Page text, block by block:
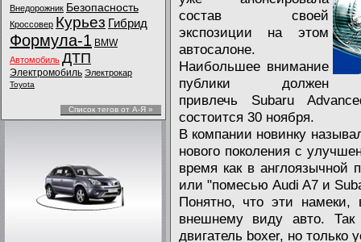
Внедорожник Безопасность
Кроссовер Курьез Гибрид
Формула-1 BMW
Автомобиль ДТП
Электромобиль Электрокар
Toyota
Список тегов от А-Я »
состав своей
экспозиции на этом
автосалоне.
Наибольшее внимание
публики должен
привлечь Subaru
состоится 30 ноября.
В компании новинку
нового поколения с
время как в англоязычной
или "помесью Audi A7 и
Понятно, что эти
внешнему виду авто.
двигатель boxer, но